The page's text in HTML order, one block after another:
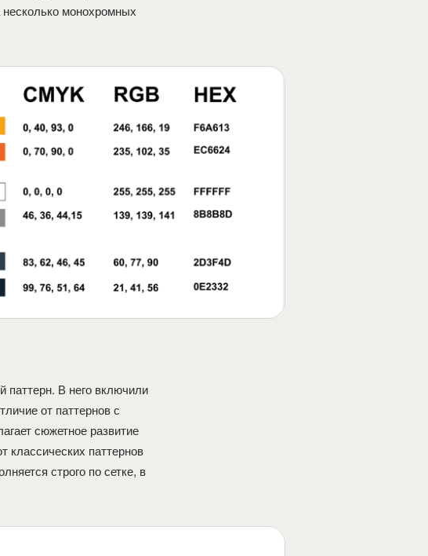
монохромных
В него включили
от паттернов с
сюжетное развитие
классических паттернов
строго по сетке, в